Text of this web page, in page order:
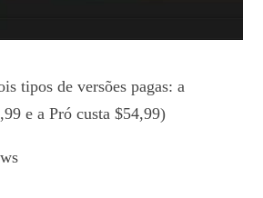
tipos de versões pagas: a
e a Pró custa $54,99)